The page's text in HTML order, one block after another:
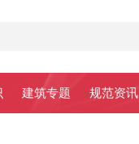
建筑专题 规范资讯